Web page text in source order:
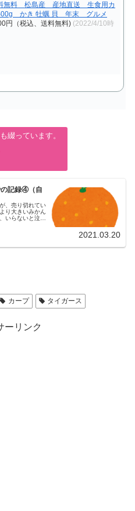
無料 松島産 産地直送 生食用カ
かき 牡蠣 貝 年末 グルメ
円（税込、送料無料) (2022/4/10時
綴っています。
の記録④（自
、売り切れてい
り大きいみかん
いらないと泣き
2021.03.20
カープ タイガース
ーリンク